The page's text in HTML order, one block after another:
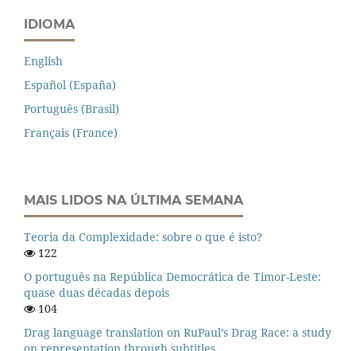
IDIOMA
English
Español (España)
Português (Brasil)
Français (France)
MAIS LIDOS NA ÚLTIMA SEMANA
Teoria da Complexidade: sobre o que é isto?
122
O português na República Democrática de Timor-Leste:
quase duas décadas depois
104
Drag language translation on RuPaul’s Drag Race: a study